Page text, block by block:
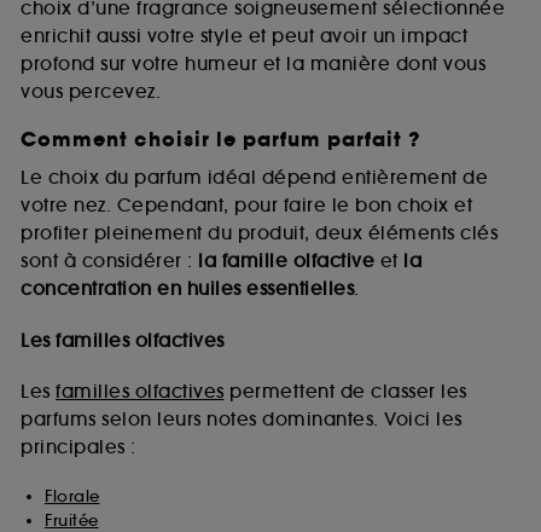
choix d’une fragrance soigneusement sélectionnée
enrichit aussi votre style et peut avoir un impact
profond sur votre humeur et la manière dont vous
vous percevez.
Comment choisir le parfum parfait ?
Le choix du parfum idéal dépend entièrement de
votre nez. Cependant, pour faire le bon choix et
profiter pleinement du produit, deux éléments clés
sont à considérer : la famille olfactive et la
concentration en huiles essentielles.
Les familles olfactives
Les familles olfactives permettent de classer les
parfums selon leurs notes dominantes. Voici les
principales :
Florale
Fruitée
compte lors de votre prochaine visite sur le site
sans saisir à nouveau votre identifiant et mot de
passe.
A l'exception des cookies techniques, le dépôt et la
lecture de ces traceurs requiert votre accord. Vous
pouvez personnaliser vos choix concernant le dépôt
de ces cookies grâce au bouton "personnaliser mes
choix" ci-dessous ou décider de "tout accepter".
Sephora pourra associer les informations de
navigation collectées par ces Cookies, pour les
collectées ou générées lors de votre activité en ligne
sur "continuer sans accepter". Voous pouvez à tout
moment choisir de retirer votrte consentement. Si vous
souhaitez obtenir plus d'information sur les cookies
utilisés, cliquez